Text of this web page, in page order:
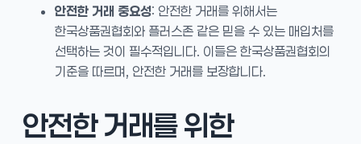
안전한 거래 중요성: 안전한 거래를 위해서는
한국상품권협회와 플러스존 같은 믿을 수 있는 매입처를
선택하는 것이 필수적입니다. 이들은 한국상품권협회의
기준을 따르며, 안전한 거래를 보장합니다.
안전한 거래를 위한